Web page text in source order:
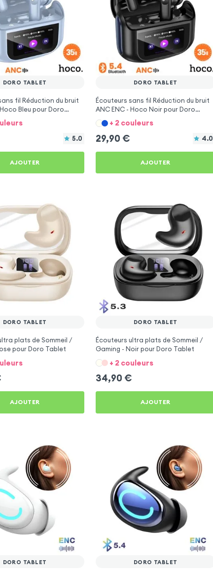
DORO TABLET
fil Réduction du bruit
Bleu pour Doro
5.0
AJOUTER
DORO TABLET
Écouteurs sans fil Réduction du bruit
ANC ENC - Hoco Noir pour Doro
Tablet
+ 2 couleurs
29,90 € 4.0
AJOUTER
DORO TABLET
plats de Sommeil /
pour Doro Tablet
AJOUTER
DORO TABLET
Écouteurs ultra plats de Sommeil /
Gaming - Noir pour Doro Tablet
+ 2 couleurs
34,90 €
AJOUTER
DORO TABLET DORO TABLET